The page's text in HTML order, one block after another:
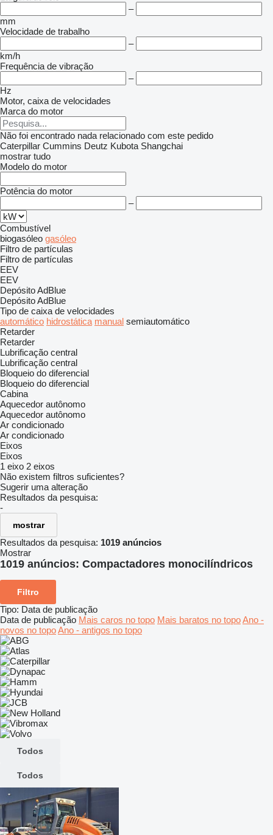
–
mm
Velocidade de trabalho
–
km/h
Frequência de vibração
–
Hz
Motor, caixa de velocidades
Marca do motor
Não foi encontrado nada relacionado com este pedido
Caterpillar Cummins Deutz Kubota Shangchai
mostrar tudo
Modelo do motor
Potência do motor
–
Combustível
biogasóleo gasóleo
Filtro de partículas
Filtro de partículas
EEV
EEV
Depósito AdBlue
Depósito AdBlue
Tipo de caixa de velocidades
automático hidrostática manual semiautomático
Retarder
Retarder
Lubrificação central
Lubrificação central
Bloqueio do diferencial
Bloqueio do diferencial
Cabina
Aquecedor autônomo
Aquecedor autônomo
Ar condicionado
Ar condicionado
Eixos
Eixos
1 eixo 2 eixos
Não existem filtros suficientes?
Sugerir uma alteração
Resultados da pesquisa:
-
mostrar
Resultados da pesquisa: 1019 anúncios
Mostrar
1019 anúncios: Compactadores monocilíndricos
Filtro
Tipo: Data de publicação
Data de publicação Mais caros no topo Mais baratos no topoAno -
novos no topoAno - antigos no topo
Todos
Todos